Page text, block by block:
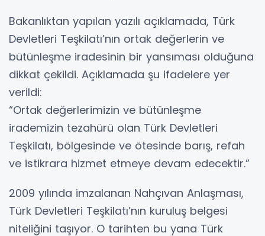
Bakanlıktan yapılan yazılı açıklamada, Türk
Devletleri Teşkilatı’nın ortak değerlerin ve
bütünleşme iradesinin bir yansıması olduğuna
dikkat çekildi. Açıklamada şu ifadelere yer
verildi:
“Ortak değerlerimizin ve bütünleşme
irademizin tezahürü olan Türk Devletleri
Teşkilatı, bölgesinde ve ötesinde barış, refah
ve istikrara hizmet etmeye devam edecektir.”
2009 yılında imzalanan Nahçıvan Anlaşması,
Türk Devletleri Teşkilatı’nın kuruluş belgesi
niteliğini taşıyor. O tarihten bu yana Türk